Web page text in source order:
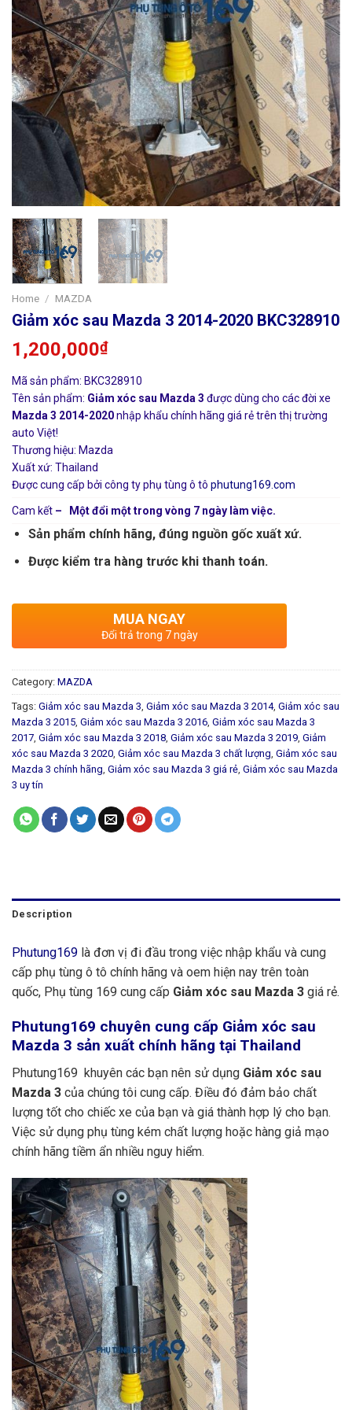
Home / MAZDA
Giảm xóc sau Mazda 3 2014-2020 BKC328910
1,200,000₫
Mã sản phẩm: BKC328910
Tên sản phẩm: Giảm xóc sau Mazda 3 được dùng cho các đời xe
Mazda 3 2014-2020nhập khẩu chính hãng giá rẻ trên thị trường
auto Việt!
Thương hiệu: Mazda
Xuất xứ: Thailand
Được cung cấp bởi công ty phụ tùng ô tô phutung169.com
Cam kết – Một đổi một trong vòng 7 ngày làm việc.
Sản phẩm chính hãng, đúng nguồn gốc xuất xứ.
Được kiểm tra hàng trước khi thanh toán.
MUA NGAY
Đổi trả trong 7 ngày
Category: MAZDA
Tags: Giảm xóc sau Mazda 3 Giảm xóc sau Mazda 3 2014, Giảm xóc sau
Mazda 3 2015 Giảm xóc sau Mazda 3 2016 Giảm xóc sau Mazda 3
2017 Giảm xóc sau Mazda 3 2018 Giảm xóc sau Mazda 3 2019 Giảm
xóc sau Mazda 3 2020 Giảm xóc sau Mazda 3 chất lượng Giảm xóc sau
Mazda 3 chính hãng Giảm xóc sau Mazda 3 giá rẻ Giảm xóc sau Mazda
3 uy tín
Description
Phutung169 là đơn vị đi đầu trong việc nhập khẩu và cung
cấp phụ tùng ô tô chính hãng và oem hiện nay trên toàn
quốc, Phụ tùng 169 cung cấp Giảm xóc sau Mazda 3 giá rẻ.
Phutung169 chuyên cung cấp Giảm xóc sau
Mazda 3 sản xuất chính hãng tại Thailand
Phutung169 khuyên các bạn nên sử dụng Giảm xóc sau
Mazda 3 của chúng tôi cung cấp. Điều đó đảm bảo chất
lượng tốt cho chiếc xe của bạn và giá thành hợp lý cho bạn.
Việc sử dụng phụ tùng kém chất lượng hoặc hàng giả mạo
chính hãng tiềm ẩn nhiều nguy hiểm.